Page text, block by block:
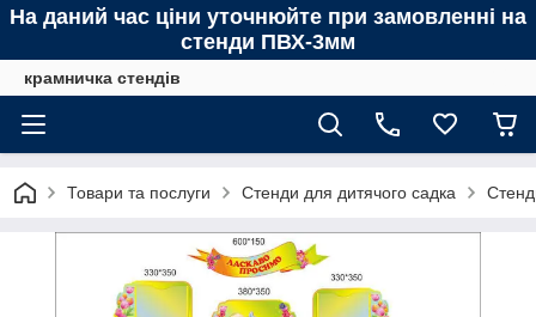
На даний час ціни уточнюйте при замовленні на
стенди ПВХ-3мм
крамничка стендів
Товари та послуги Стенди для дитячого садка